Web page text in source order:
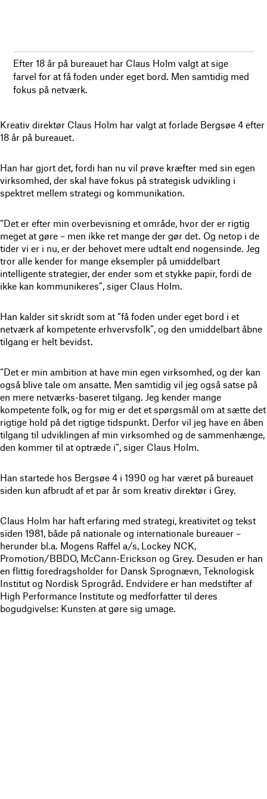
Efter 18 år på bureauet har Claus Holm valgt at sige
farvel for at få foden under eget bord. Men samtidig med
fokus på netværk.
Kreativ direktør Claus Holm har valgt at forlade Bergsøe 4 efter
18 år på bureauet.
Han har gjort det, fordi han nu vil prøve kræfter med sin egen
virksomhed, der skal have fokus på strategisk udvikling i
spektret mellem strategi og kommunikation.
“Det er efter min overbevisning et område, hvor der er rigtig
meget at gøre – men ikke ret mange der gør det. Og netop i de
tider vi er i nu, er der behovet mere udtalt end nogensinde. Jeg
tror alle kender for mange eksempler på umiddelbart
intelligente strategier, der ender som et stykke papir, fordi de
ikke kan kommunikeres”, siger Claus Holm.
Han kalder sit skridt som at “få foden under eget bord i et
netværk af kompetente erhvervsfolk”, og den umiddelbart åbne
tilgang er helt bevidst.
“Det er min ambition at have min egen virksomhed, og der kan
også blive tale om ansatte. Men samtidig vil jeg også satse på
en mere netværks-baseret tilgang. Jeg kender mange
kompetente folk, og for mig er det et spørgsmål om at sætte det
rigtige hold på det rigtige tidspunkt. Derfor vil jeg have en åben
tilgang til udviklingen af min virksomhed og de sammenhænge,
den kommer til at optræde i”, siger Claus Holm.
Han startede hos Bergsøe 4 i 1990 og har været på bureauet
siden kun afbrudt af et par år som kreativ direktør i Grey.
Claus Holm har haft erfaring med strategi, kreativitet og tekst
siden 1981, både på nationale og internationale bureauer –
herunder bl.a. Mogens Raffel a/s, Lockey NCK,
Promotion/BBDO, McCann-Erickson og Grey. Desuden er han
en flittig foredragsholder for Dansk Sprognævn, Teknologisk
Institut og Nordisk Sprogråd. Endvidere er han medstifter af
High Performance Institute og medforfatter til deres
bogudgivelse: Kunsten at gøre sig umage.